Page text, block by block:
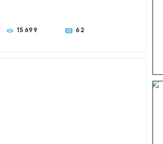
15699 62